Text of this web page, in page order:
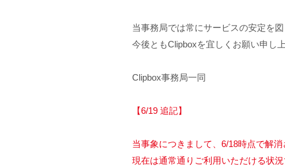
当事務局では常にサービスの安定を
今後ともClipboxを宜しくお願い申し上
Clipbox事務局一同
【6/19 追記】
当事象につきまして、6/18時点で解
現在は通常通りご利用いただける状況